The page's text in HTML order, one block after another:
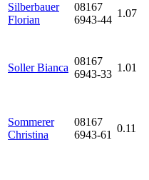
Silberbauer
Florian
08167
6943-44
1.07
Soller Bianca
08167
6943-33
1.01
Sommerer
Christina
08167
6943-61
0.11